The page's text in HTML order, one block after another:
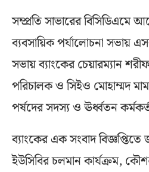
সম্প্রতি সাভারের বিসিডিএমে
ব্যবসায়িক পর্যালোচনা সভায়
সভায় ব্যাংকের চেয়ারম্যান
পরিচালক ও সিইও মোহাম্মদ
পর্ষদের সদস্য ও ঊর্ধ্বতন
ব্যাংকের এক সংবাদ
ইউসিবির চলমান কার্যক্রম,